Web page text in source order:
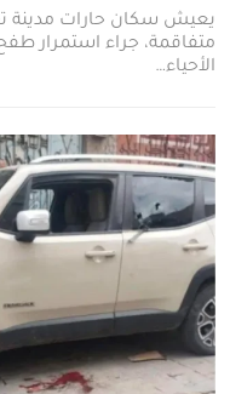
يعيش سكان حارات مدينة
متفاقمة، جراء استمرار
الأحياء…